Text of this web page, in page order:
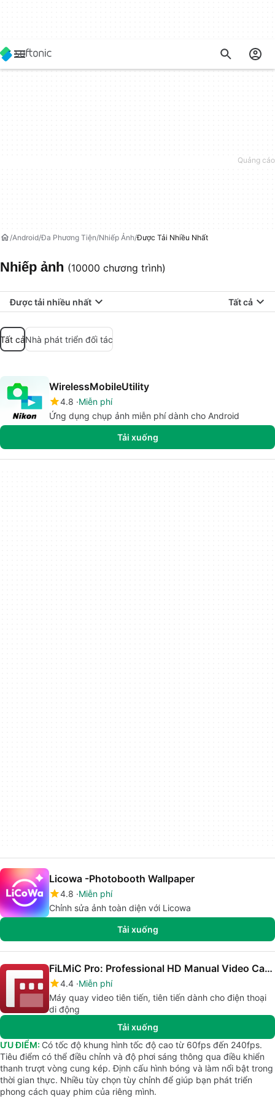
Android Đa Phương Tiện Nhiếp Ảnh Được Tải Nhiều Nhất
Nhiếp ảnh (10000 chương trình)
Được tải nhiều nhất Tất cả
Tất cảNhà phát triển đối tác
WirelessMobileUtility
4.8 Miễn phí
Ứng dụng chụp ảnh miễn phí dành cho Android
Tải xuống
Licowa -Photobooth Wallpaper
4.8 Miễn phí
Chỉnh sửa ảnh toàn diện với Licowa
Tải xuống
FiLMiC Pro: Professional HD Manual Video Camera
4.4 Miễn phí
Máy quay video tiên tiến, tiên tiến dành cho điện thoại
di động
Tải xuống
ƯU ĐIỂM: Có tốc độ khung hình tốc độ cao từ 60fps đến 240fps.
Tiêu điểm có thể điều chỉnh và độ phơi sáng thông qua điều khiển
thanh trượt vòng cung kép. Định cấu hình bóng và làm nổi bật trong
thời gian thực. Nhiều tùy chọn tùy chỉnh để giúp bạn phát triển
phong cách quay phim của riêng mình.